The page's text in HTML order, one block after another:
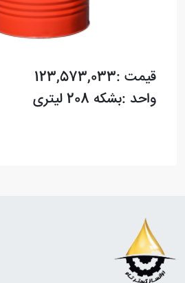
قیمت :123,573,033
واحد :بشکه 208 لیتری